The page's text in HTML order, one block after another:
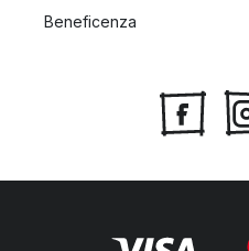
Beneficenza